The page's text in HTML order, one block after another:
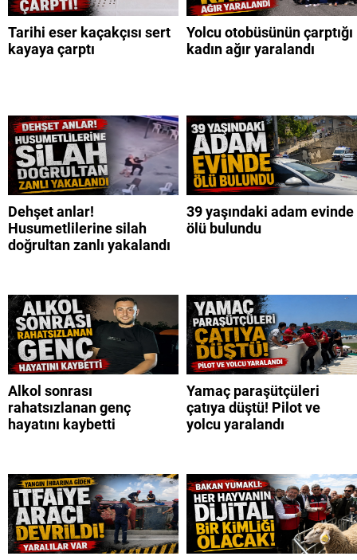
Tarihi eser kaçakçısı sert
kayaya çarptı
Yolcu otobüsünün çarptığı
kadın ağır yaralandı
Dehşet anlar!
Husumetlilerine silah
doğrultan zanlı yakalandı
39 yaşındaki adam evinde
ölü bulundu
Alkol sonrası
rahatsızlanan genç
hayatını kaybetti
Yamaç paraşütçüleri
çatıya düştü! Pilot ve
yolcu yaralandı